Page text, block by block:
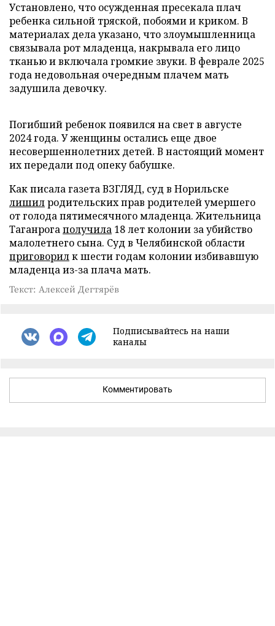
Установлено, что осужденная пресекала плач
ребенка сильной тряской, побоями и криком. В
материалах дела указано, что злоумышленница
связывала рот младенца, накрывала его лицо
тканью и включала громкие звуки. В феврале 2025
года недовольная очередным плачем мать
задушила девочку.
Погибший ребенок появился на свет в августе
2024 года. У женщины остались еще двое
несовершеннолетних детей. В настоящий момент
их передали под опеку бабушке.
Как писала газета ВЗГЛЯД, суд в Норильске
лишилродительских прав родителей умершего
от голода пятимесячного младенца. Жительница
Таганрогаполучила 18 лет колонии за убийство
малолетнего сына. Суд в Челябинской области
приговорилк шести годам колонии избивавшую
младенца из-за плача мать.
Текст: Алексей Дегтярёв
Подписывайтесь на наши
каналы
Комментировать